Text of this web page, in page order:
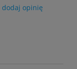
dodaj opinię